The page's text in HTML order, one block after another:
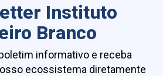
Instituto
Branco
informativo e receba
ecossistema diretamente